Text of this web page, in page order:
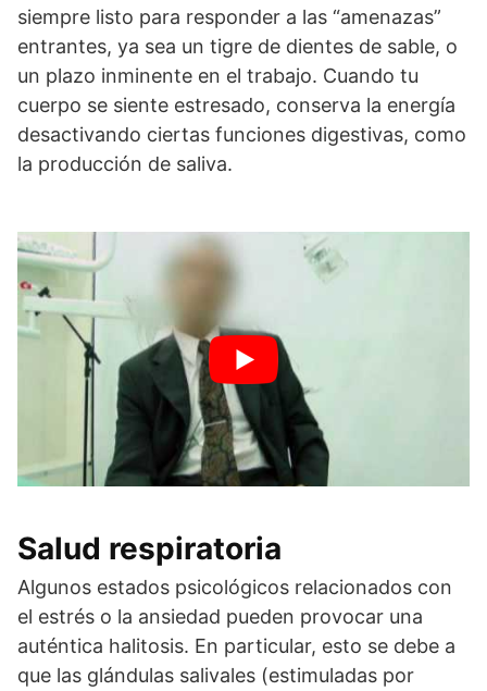
siempre listo para responder a las “amenazas”
entrantes, ya sea un tigre de dientes de sable, o
un plazo inminente en el trabajo. Cuando tu
cuerpo se siente estresado, conserva la energía
desactivando ciertas funciones digestivas, como
la producción de saliva.
Salud respiratoria
Algunos estados psicológicos relacionados con
el estrés o la ansiedad pueden provocar una
auténtica halitosis. En particular, esto se debe a
que las glándulas salivales (estimuladas por